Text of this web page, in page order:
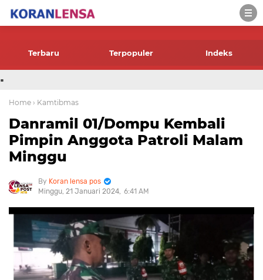
-->
Terbaru Terpopuler Indeks
.
Home › Kamtibmas
Danramil 01/Dompu Kembali
Pimpin Anggota Patroli Malam
Minggu
Koran lensa pos
Minggu, 21 Januari 2024 6:41 AM